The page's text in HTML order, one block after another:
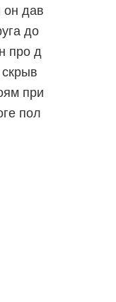
он дав
до
про д
при
пол